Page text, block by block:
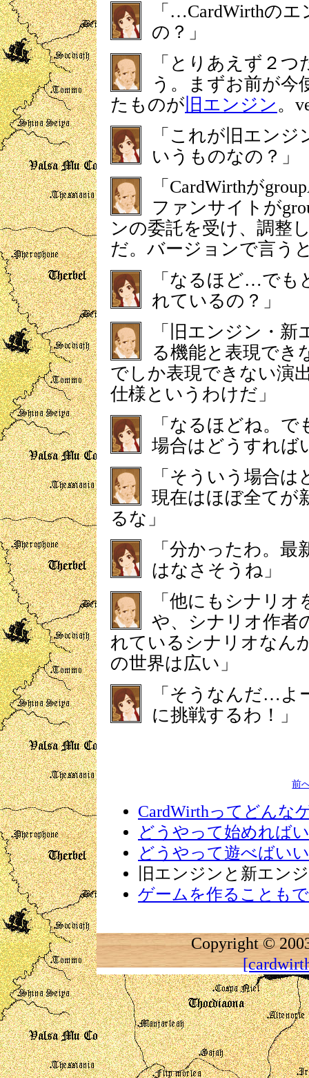
「…CardWirthの
の？」
「とりあえず２
う。まずお前が今
たものが 旧エンジン。
「これが旧エン
いうものなの？」
「CardWirthが
ファンサイトが
ンの委託を受け、調整
だ。バージョンで言う
「なるほど…でも
れているの？」
「旧エンジン・
る機能と表現でき
でしか表現できない演
仕様というわけだ」
「なるほどね。
場合はどうすれば
「そういう場合
現在はほぼ全てが
るな」
「分かったわ。
はなさそうね」
「他にもシナリ
や、シナリオ作者
れているシナリオなん
の世界は広い」
「そうなんだ…よ
に挑戦するわ！」
前
CardWirthってどんな
どうやって始めれば
どうやって遊べばい
旧エンジンと新エン
ゲームを作ることも
Copyright ©